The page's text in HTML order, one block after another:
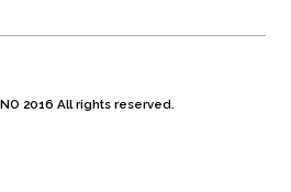
2016 All rights reserved.